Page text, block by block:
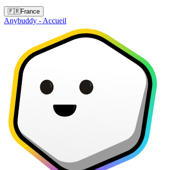
🇫🇷France
Anybuddy - Accueil